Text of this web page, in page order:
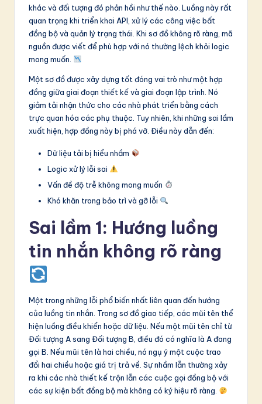
o
ti
o
khác và đối tượng đó phản hồi như thế nào. Luồng này rất
quan trọng khi triển khai API, xử lý các công việc bất
đồng bộ và quản lý trạng thái. Khi sơ đồ không rõ ràng, mã
nguồn được viết để phù hợp với nó thường lệch khỏi logic
mong muốn.
Một sơ đồ được xây dựng tốt đóng vai trò như một hợp
đồng giữa giai đoạn thiết kế và giai đoạn lập trình. Nó
giảm tải nhận thức cho các nhà phát triển bằng cách
trực quan hóa các phụ thuộc. Tuy nhiên, khi những sai lầm
xuất hiện, hợp đồng này bị phá vỡ. Điều này dẫn đến:
Dữ liệu tải bị hiểu nhầm
Logic xử lý lỗi sai
Vấn đề độ trễ không mong muốn
Khó khăn trong bảo trì và gỡ lỗi
Sai lầm 1: Hướng luồng
tin nhắn không rõ ràng
Một trong những lỗi phổ biến nhất liên quan đến hướng
của luồng tin nhắn. Trong sơ đồ giao tiếp, các mũi tên thể
hiện luồng điều khiển hoặc dữ liệu. Nếu một mũi tên chỉ từ
Đối tượng A sang Đối tượng B, điều đó có nghĩa là A đang
gọi B. Nếu mũi tên là hai chiều, nó ngụ ý một cuộc trao
đổi hai chiều hoặc giá trị trả về. Sự nhầm lẫn thường xảy
ra khi các nhà thiết kế trộn lẫn các cuộc gọi đồng bộ với
các sự kiện bất đồng bộ mà không có ký hiệu rõ ràng.